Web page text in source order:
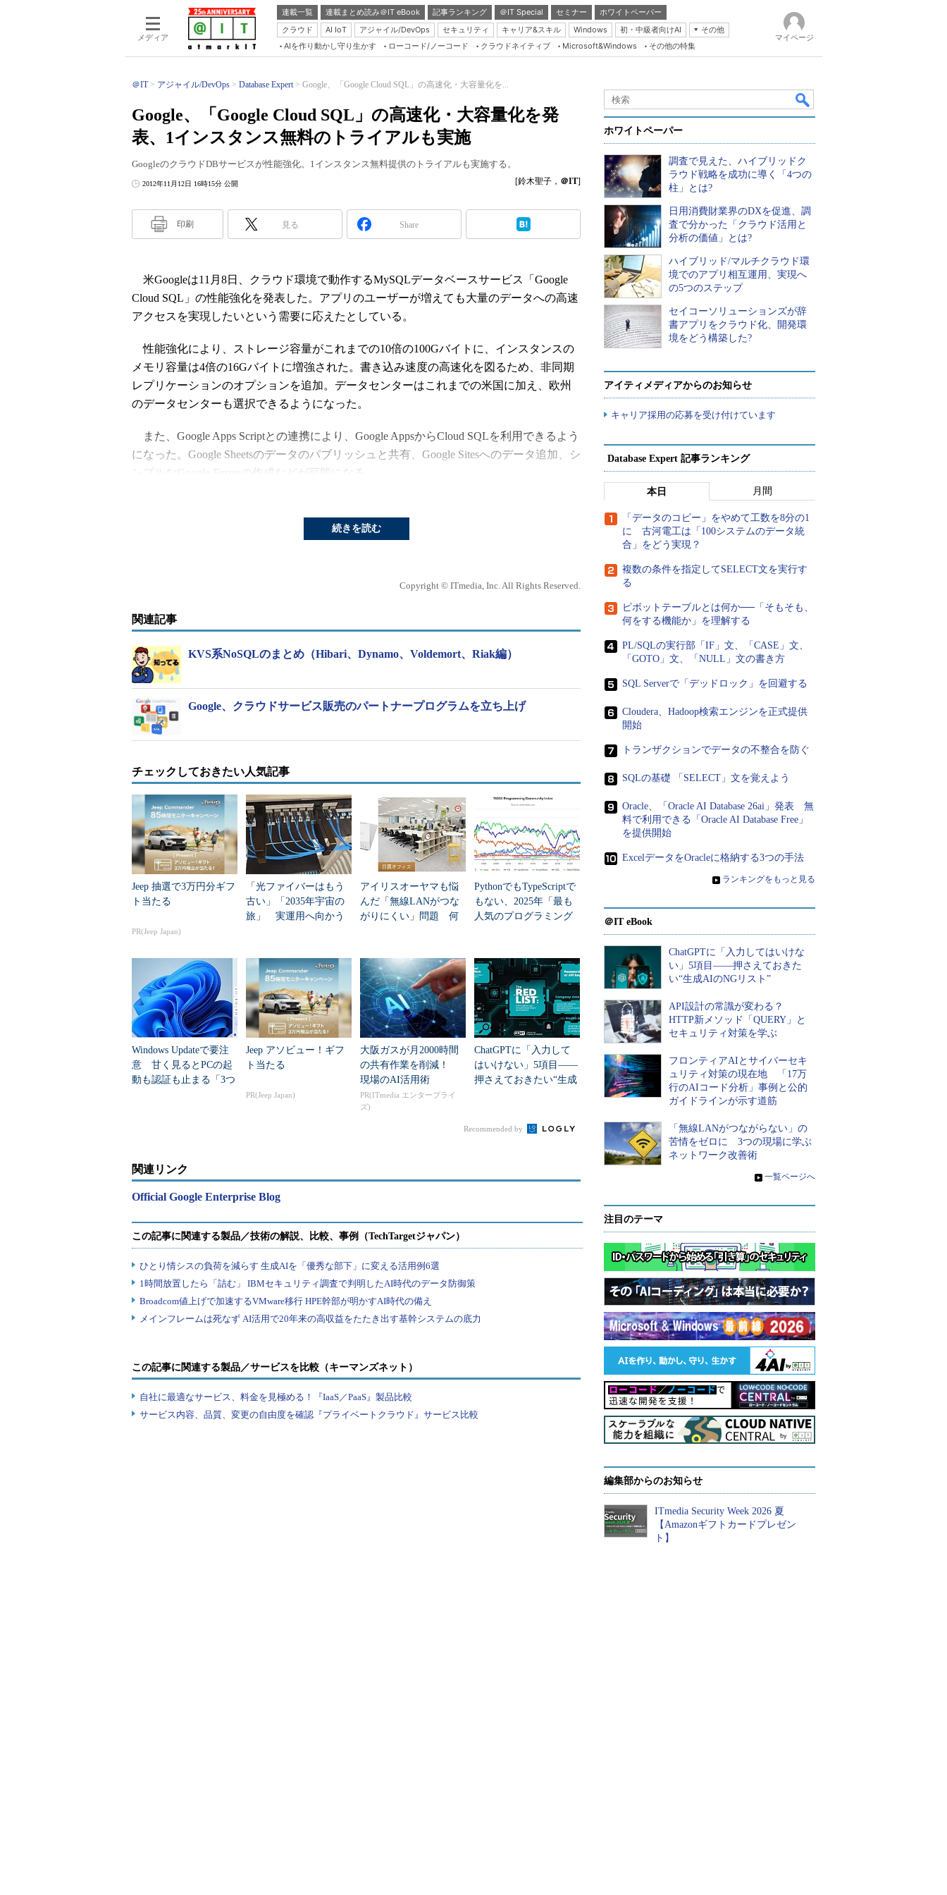
メディア
連載一覧 連載まとめ読み＠IT eBook 記事ランキング ＠IT Special セミナー
ホワイトペーパー
クラウド
AI IoT アジャイル/DevOps セキュリティ キャリア&スキル Windows 初・中級者向けAI
その他
Server & Storage
Coding Edge
Database Expert
Linux ＆ OSS
Master of IP Network
Security & Trust
Insider.NET
ブログ
AIを作り動かし守り生かす ローコード/ノーコード クラウドネイティブ Microsoft&Windows その他の特集
マイページ
＠IT アジャイル/DevOps Database Expert Google、「Google Cloud SQL」の高速化・大容量化を...
Google、「Google Cloud SQL」の高速化・大容量化を発
表、1インスタンス無料のトライアルも実施
GoogleのクラウドDBサービスが性能強化。1インスタンス無料提供のトライアルも実施する。
2012年11月12日 16時15分 公開 [鈴木聖子， ＠IT]
印刷 見る Share
米Googleは11月8日、クラウド環境で動作するMySQLデータベースサービス「Google
Cloud SQL」の性能強化を発表した。アプリのユーザーが増えても大量のデータへの高速
アクセスを実現したいという需要に応えたとしている。
性能強化により、ストレージ容量がこれまでの10倍の100Gバイトに、インスタンスの
メモリ容量は4倍の16Gバイトに増強された。書き込み速度の高速化を図るため、非同期
レプリケーションのオプションを追加。データセンターはこれまでの米国に加え、欧州
のデータセンターも選択できるようになった。
また、Google Apps Scriptとの連携により、Google AppsからCloud SQLを利用できるよう
になった。Google Sheetsのデータのパブリッシュと共有、Google Sitesへのデータ追加、シ
ンプルなGoogle Formsの作成などが可能になる。
間中、1インスタンスのCloud SQLを0.5Gバイトのストレージ込みで無料提供する。
続きを読む
Copyright © ITmedia, Inc. All Rights Reserved.
関連記事
KVS系NoSQLのまとめ（Hibari、Dynamo、Voldemort、Riak編）
Google、クラウドサービス販売のパートナープログラムを立ち上げ
チェックしておきたい人気記事
Jeep 抽選で3万円分ギフ
ト当たる
PR(Jeep Japan)
「光ファイバーはもう
古い」「2035年宇宙の
旅」 実運用へ向かう
アイリスオーヤマも悩
んだ「無線LANがつな
がりにくい」問題 何
PythonでもTypeScriptで
もない、2025年「最も
人気のプログラミング
Windows Updateで要注
意 甘く見るとPCの起
動も認証も止まる「3つ
Jeep アソビュー！ギフ
ト当たる
PR(Jeep Japan)
大阪ガスが月2000時間
の共有作業を削減！
現場のAI活用術
PR(ITmedia エンタープライ
ズ)
ChatGPTに「入力して
はいけない」5項目――
押さえておきたい“生成
Recommended by
関連リンク
Official Google Enterprise Blog
この記事に関連する製品／サービスを比較（キーマンズネット）
自社に最適なサービス、料金を見極める！『IaaS／PaaS』製品比較
サービス内容、品質、変更の自由度を確認『プライベートクラウド』サービス比較
ホワイトペーパー
調査で見えた、ハイブリッドク
ラウド戦略を成功に導く「4つの
柱」とは?
日用消費財業界のDXを促進、調
査で分かった「クラウド活用と
分析の価値」とは?
ハイブリッド/マルチクラウド環
境でのアプリ相互運用、実現へ
の5つのステップ
セイコーソリューションズが辞
書アプリをクラウド化、開発環
境をどう構築した?
アイティメディアからのお知らせ
キャリア採用の応募を受け付けています
Database Expert 記事ランキング
本日 月間
「データのコピー」をやめて工数を8分の1
に 古河電工は「100システムのデータ統
合」をどう実現？
複数の条件を指定してSELECT文を実行す
る
ピボットテーブルとは何か──「そもそも、
何をする機能か」を理解する
PL/SQLの実行部「IF」文、「CASE」文、
「GOTO」文、「NULL」文の書き方
SQL Serverで「デッドロック」を回避する
Cloudera、Hadoop検索エンジンを正式提供
開始
トランザクションでデータの不整合を防ぐ
SQLの基礎 「SELECT」文を覚えよう
Oracle、「Oracle AI Database 26ai」発表 無
料で利用できる「Oracle AI Database Free」
を提供開始
ExcelデータをOracleに格納する3つの手法
» ランキングをもっと見る
＠IT eBook
ChatGPTに「入力してはいけな
い」5項目――押さえておきた
い“生成AIのNGリスト”
API設計の常識が変わる？
HTTP新メソッド「QUERY」と
セキュリティ対策を学ぶ
フロンティアAIとサイバーセキ
ュリティ対策の現在地 「17万
行のAIコード分析」事例と公的
ガイドラインが示す道筋
「無線LANがつながらない」の
苦情をゼロに 3つの現場に学ぶ
ネットワーク改善術
» 一覧ページへ
注目のテーマ
編集部からのお知らせ
ITmedia Security Week 2026 夏
【Amazonギフトカードプレゼン
ト】